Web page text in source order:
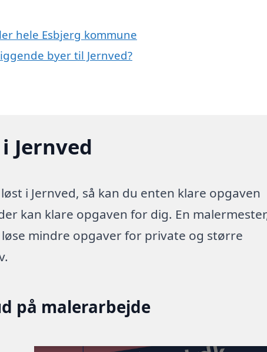
hele Esbjerg kommune
byer til Jernved?
Jernved
i Jernved, så kan du enten klare opgaven
kan klare opgaven for dig. En
mindre opgaver for private og større
på malerarbejde